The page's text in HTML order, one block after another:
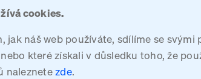
cookies.
náš web používáte, sdílíme se
které získali v důsledku toho, že
naleznetezde.